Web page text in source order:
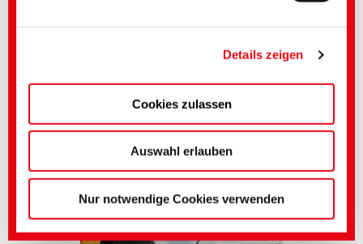
Data Privacy Framework zertifiziert haben und somit
der Angemessenheitsbeschluss der EU-Kommission
Genauere Einstellungen können Sie hier oder in
unsererDatenschutzerklärungvornehmen.
Details zeigen
Cookies zulassen
Auswahl erlauben
Nur notwendige Cookies verwenden
sich die reaktiven Primersysteme oftmals hervorragend zur